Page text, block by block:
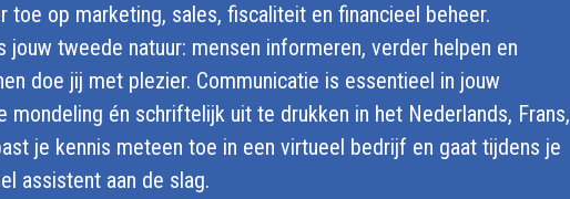
toe op marketing, sales, fiscaliteit en financieel beheer.
jouw tweede natuur: mensen informeren, verder helpen en
doe jij met plezier. Communicatie is essentieel in jouw
mondeling én schriftelijk uit te drukken in het Nederlands, Frans,
je kennis meteen toe in een virtueel bedrijf en gaat tijdens je
assistent aan de slag.